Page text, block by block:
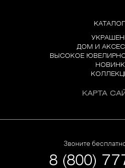
КАТАЛОГ
ДОМ И
ВЫСОКОЕ
КАРТА
Звоните
8 (800)